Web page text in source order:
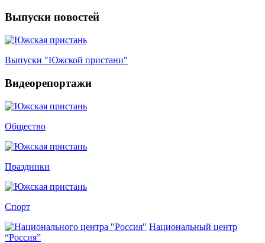
Выпуски новостей
Выпуски "Южской пристани"
Видеорепортажи
Общество
Праздники
Спорт
Национальный центр
“Россия”